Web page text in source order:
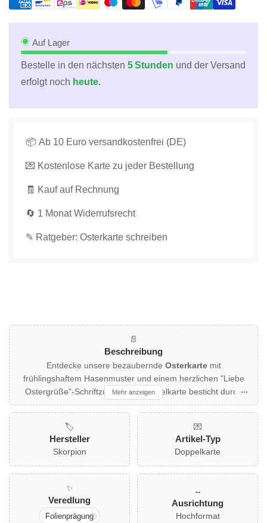
mit
Hasenmuster,
Gelb-
Pastell
und
Illustration
mit
Hasenmuster,
Gelb-
Pastell
und
Illustration
Auf Lager
Bestelle in den nächsten 5 Stunden und der Versand
erfolgt noch heute.
📦 Ab 10 Euro versandkostenfrei (DE)
💌 Kostenlose Karte zu jeder Bestellung
🧾 Kauf auf Rechnung
🔄 1 Monat Widerrufsrecht
✎ Ratgeber: Osterkarte schreiben
📄
Beschreibung
Entdecke unsere bezaubernde Osterkartemit
frühlingshaftem Hasenmuster und einem herzlichen "Liebe
Ostergrüße"-Schriftzug. Diese Doppelkarte besticht durch
eine elegante Folienprägung, die deinem Ostergruß eine
besondere Note verleiht. Perfekt für Familien und Freunde,
die Freude und Frühlingsgefühle teilen möchten. Ein farblich
passender Umschlag ist im Lieferumfang enthalten. Diese
Karte ist ein Muss für alle, die Ostern stilvoll feiern wollen!
Mehr anzeigen
🏷️
Hersteller
Skorpion
💌
Artikel-Typ
Doppelkarte
✨
Veredlung
Folienprägung
↔️
Ausrichtung
Hochformat